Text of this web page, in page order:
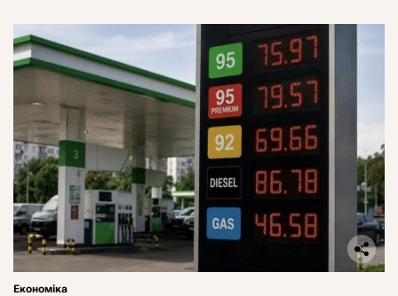
Економіка